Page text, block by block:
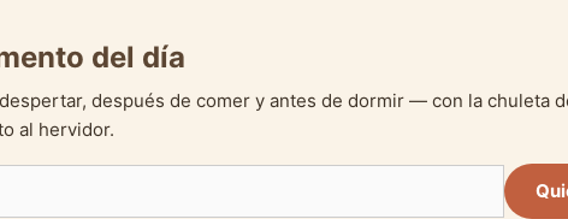
del día
después de comer y antes de dormir — con la chuleta
al hervidor.